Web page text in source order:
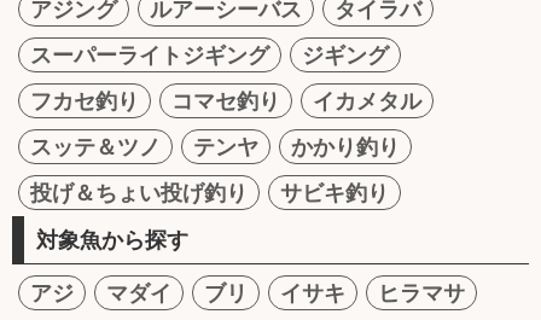
アジング
ルアーシーバス
タイラバ
スーパーライトジギング
ジギング
フカセ釣り
コマセ釣り
イカメタル
スッテ＆ツノ
テンヤ
かかり釣り
投げ＆ちょい投げ釣り
サビキ釣り
対象魚から探す
アジ マダイ ブリ イサキ
ヒラマサ